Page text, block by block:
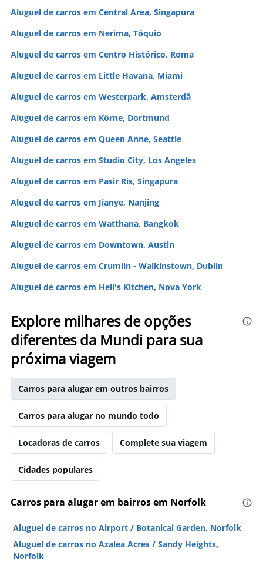
Aluguel de carros em Central Area, Singapura
Aluguel de carros em Nerima, Tóquio
Aluguel de carros em Centro Histórico, Roma
Aluguel de carros em Little Havana, Miami
Aluguel de carros em Westerpark, Amsterdã
Aluguel de carros em Körne, Dortmund
Aluguel de carros em Queen Anne, Seattle
Aluguel de carros em Studio City, Los Angeles
Aluguel de carros em Pasir Ris, Singapura
Aluguel de carros em Jianye, Nanjing
Aluguel de carros em Watthana, Bangkok
Aluguel de carros em Downtown, Austin
Aluguel de carros em Crumlin - Walkinstown, Dublin
Aluguel de carros em Hell's Kitchen, Nova York
Explore milhares de opções
diferentes da Mundi para sua
próxima viagem
Carros para alugar em outros bairros
Carros para alugar no mundo todo
Locadoras de carros Complete sua viagem
Cidades populares
Carros para alugar em bairros em Norfolk
Aluguel de carros no Airport / Botanical Garden, Norfolk
Aluguel de carros no Azalea Acres / Sandy Heights,
Norfolk